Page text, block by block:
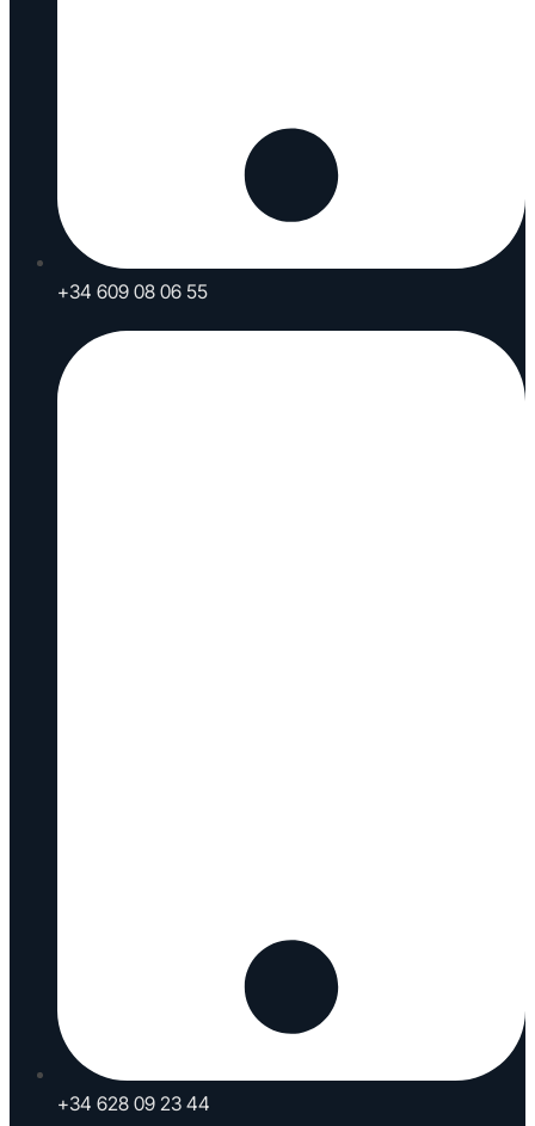
+34 609 08 06 55
+34 628 09 23 44